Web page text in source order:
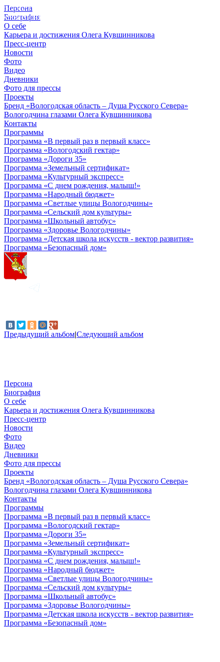
Персона
Биография
О себе
Карьера и достижения Олега Кувшинникова
Пресс-центр
Новости
Фото
Видео
Дневники
Фото для прессы
Проекты
Бренд «Вологодская область – Душа Русского Севера»
Вологодчина глазами Олега Кувшинникова
Контакты
Программы
Программа «В первый раз в первый класс»
Программа «Вологодский гектар»
Программа «Дороги 35»
Программа «Земельный сертификат»
Программа «Культурный экспресс»
Программа «С днем рождения, малыш!»
Программа «Народный бюджет»
Программа «Светлые улицы Вологодчины»
Программа «Сельский дом культуры»
Программа «Школьный автобус»
Программа «Здоровье Вологодчины»
Программа «Детская школа искусств - вектор развития»
Программа «Безопасный дом»
Предыдущий альбом|Следующий альбом
© 2012 - 2023,
КУВШИННИКОВ О.А.
Персона
Биография
О себе
Карьера и достижения Олега Кувшинникова
Пресс-центр
Новости
Фото
Видео
Дневники
Фото для прессы
Проекты
Бренд «Вологодская область – Душа Русского Севера»
Вологодчина глазами Олега Кувшинникова
Контакты
Программы
Программа «В первый раз в первый класс»
Программа «Вологодский гектар»
Программа «Дороги 35»
Программа «Земельный сертификат»
Программа «Культурный экспресс»
Программа «С днем рождения, малыш!»
Программа «Народный бюджет»
Программа «Светлые улицы Вологодчины»
Программа «Сельский дом культуры»
Программа «Школьный автобус»
Программа «Здоровье Вологодчины»
Программа «Детская школа искусств - вектор развития»
Программа «Безопасный дом»